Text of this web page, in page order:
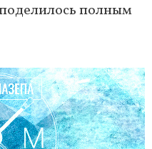
полным